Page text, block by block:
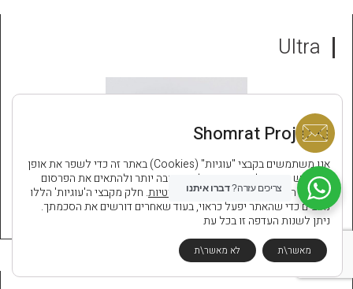
Ultra
Shomrat Projects
אנו משתמשים בקבצי "עוגיות" (Cookies) באתר זה כדי לשפר את אופן
השימוש באתר, לספק חווית גלישה טובה יותר ולהתאים את הפרסום
במדיות השונות בהתאםלמדיניות הפרטיות. חלק מקבצי ה'עוגיות' הללו
נחוצים כדי שהאתר יפעל כראוי, בעוד שאחרים דורשים את הסכמתך.
ניתן לשנות העדפה זו בכל עת
מאשר\ת לא מאשר\ת
צריכים עזרה?דברו איתנו